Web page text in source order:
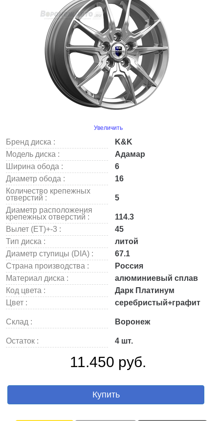
Увеличить
Бренд диска :
K&K
Модель диска :
Адамар
Ширина обода :
6
Диаметр обода :
16
Количество крепежных
отверстий :
5
Диаметр расположения
крепежных отверстий :
114.3
Вылет (ET)+-3 :
45
Тип диска :
литой
Диаметр ступицы (DIA) :
67.1
Страна производства :
Россия
Материал диска :
алюминиевый сплав
Код цвета :
Дарк Платинум
Цвет :
серебристый+графит
Склад : Воронеж
Остаток : 4 шт.
11.450 руб.
Купить